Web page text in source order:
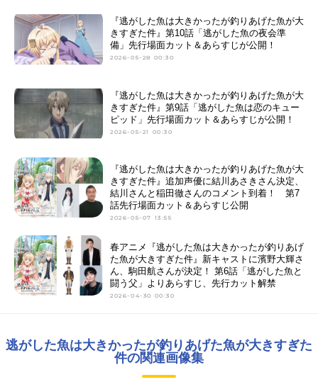
『逃がした魚は大きかったが釣りあげた魚が大
きすぎた件』第10話「逃がした魚の夜会準
備」先行場面カット＆あらすじが公開！
2026-05-28 00:30
『逃がした魚は大きかったが釣りあげた魚が大
きすぎた件』第9話「逃がした魚は恋のキュー
ピッド」先行場面カット＆あらすじが公開！
2026-05-21 00:30
『逃がした魚は大きかったが釣りあげた魚が大
きすぎた件』追加声優に結川あさきさん決定、
結川さんと稲田徹さんのコメント到着！ 第7
話先行場面カット＆あらすじ公開
2026-05-07 13:55
春アニメ『逃がした魚は大きかったが釣りあげ
た魚が大きすぎた件』新キャストに濱野大輝さ
ん、駒田航さんが決定！ 第6話「逃がした魚と
闘う父」よりあらすじ、先行カット解禁
2026-04-30 00:30
逃がした魚は大きかったが釣りあげた魚が大きすぎた
件の関連画像集